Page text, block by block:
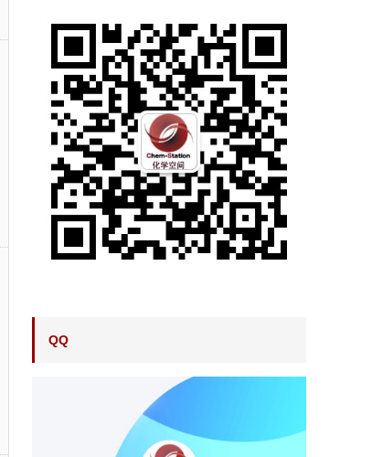
QQ